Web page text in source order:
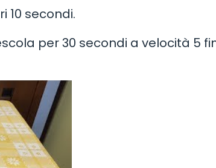
10 secondi.
per 30 secondi a velocità 5